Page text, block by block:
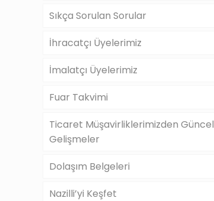
Sıkça Sorulan Sorular
İhracatçı Üyelerimiz
İmalatçı Üyelerimiz
Fuar Takvimi
Ticaret Müşavirliklerimizden Güncel
Gelişmeler
Dolaşım Belgeleri
Nazilli’yi Keşfet